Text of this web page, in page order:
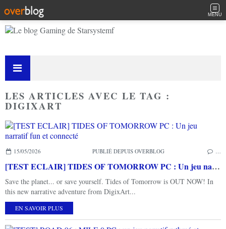
MENU
LES ARTICLES AVEC LE TAG :
DIGIXART
15/05/2026 PUBLIÉ DEPUIS OVERBLOG
[TEST ECLAIR] TIDES OF TOMORROW PC : Un jeu narratif fun et connecté
Save the planet... or save yourself. Tides of Tomorrow is OUT NOW! In
this new narrative adventure from DigixArt...
EN SAVOIR PLUS